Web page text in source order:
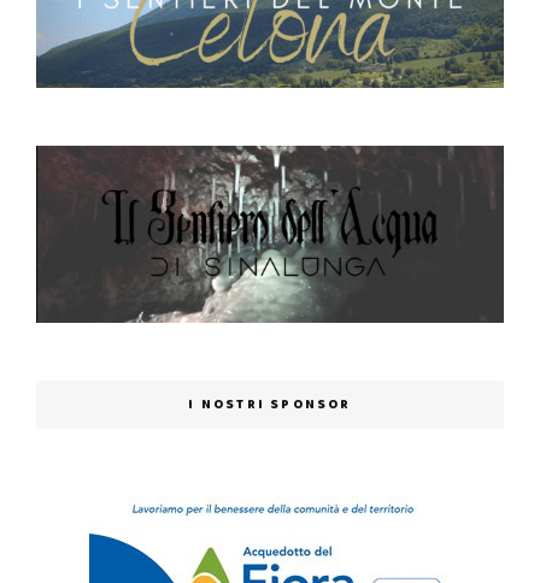
I NOSTRI SPONSOR